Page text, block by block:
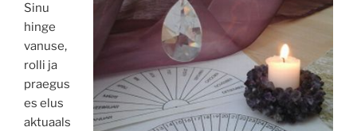
Sinu
hinge
vanuse,
rolli ja
praegus
es elus
aktuaals